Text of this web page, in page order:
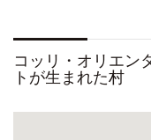
コッリ・オリエン
トが生まれた村